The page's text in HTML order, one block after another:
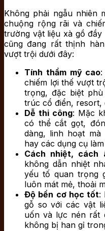
Không phải ngẫu nhiên
chuộng rộng rãi và
trường vật liệu xà gồ
cũng đang rất thịnh
vượt trội dưới đây:
Tính thẩm mỹ cao
chiếm lợi thế vượt
trọng, đặc biệt
trúc cổ điển, resort,
Dễ thi công: Mặc
có thể cắt gọt,
dàng, linh hoạt
hay các dụng cụ
Cách nhiệt, cách
không dẫn nhiệt
yếu tố quan trọng
luôn mát mẻ, thoải
Độ bền cơ học tốt:
gỗ so với các vật
uốn và lực nén rất
không bị han gỉ